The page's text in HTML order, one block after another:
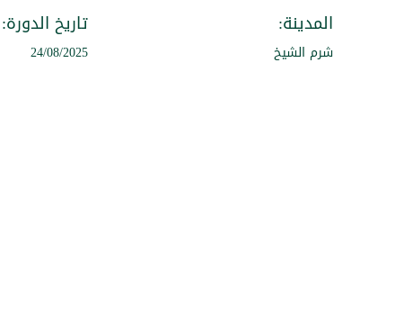
المدينة:
شرم الشيخ
تاريخ الدورة:
24/08/2025